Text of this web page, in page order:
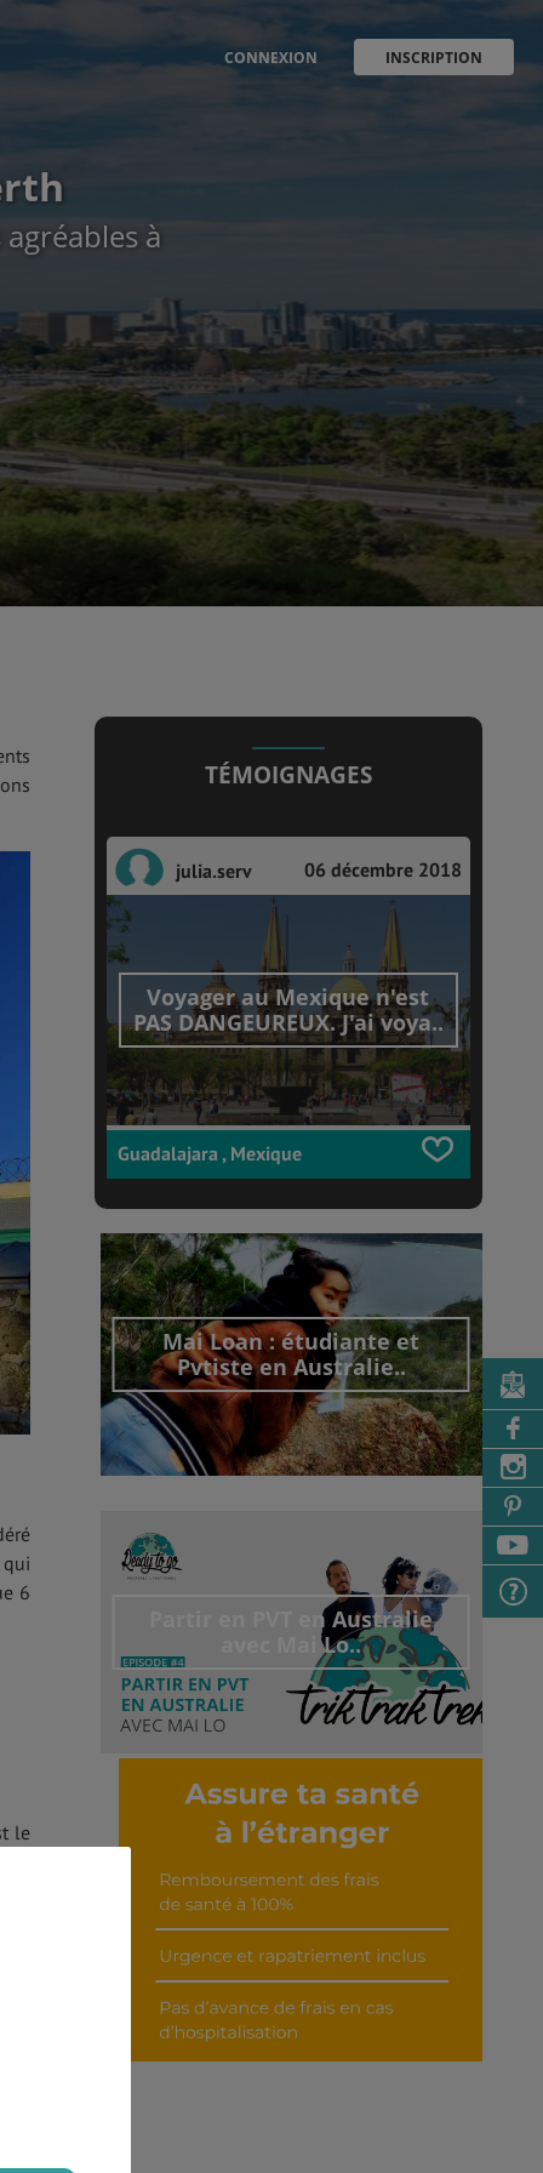
CONNEXION INSCRIPTION
à
6
le
TÉMOIGNAGES
julia.serv 06 décembre 2018
Voyager au Mexique n'est
PAS DANGEUREUX. J'ai voya..
Guadalajara , Mexique
Mai Loan : étudiante et
Pvtiste en Australie..
Partir en PVT en Australie
avec Mai Lo..